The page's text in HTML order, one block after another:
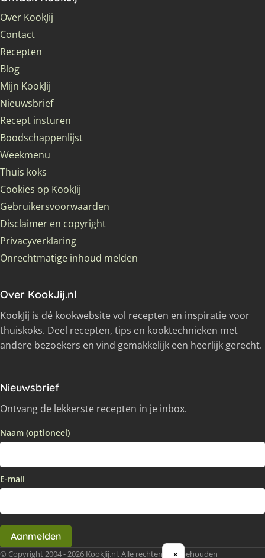
Over KookJij
Contact
Recepten
Blog
Mijn KookJij
Nieuwsbrief
Recept insturen
Boodschappenlijst
Weekmenu
Thuis koks
Cookies op KookJij
Gebruikersvoorwaarden
Disclaimer en copyright
Privacyverklaring
Onrechtmatige inhoud melden
Over KookJij.nl
KookJij is dé kookwebsite vol recepten en inspiratie voor
thuiskoks. Deel recepten, tips en kooktechnieken met
andere bezoekers en vind gemakkelijk een heerlijk gerecht.
Nieuwsbrief
Ontvang de lekkerste recepten in je inbox.
Naam (optioneel)
E-mail
Aanmelden
© Copyright 2004 - 2026 KookJij.nl, Alle rechten voorbehouden
×